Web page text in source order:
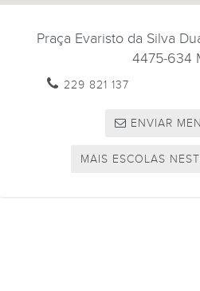
Praça Evaristo da Silva
4475-634
229 821 137
ENVIAR
MAIS ESCOLAS